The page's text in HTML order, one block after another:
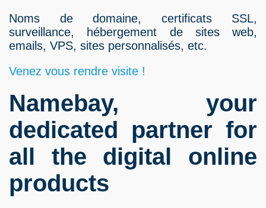
Noms de domaine, certificats SSL,
surveillance, hébergement de sites web,
emails, VPS, sites personnalisés, etc.
Venez vous rendre visite !
Namebay, your
dedicated partner for
all the digital online
products